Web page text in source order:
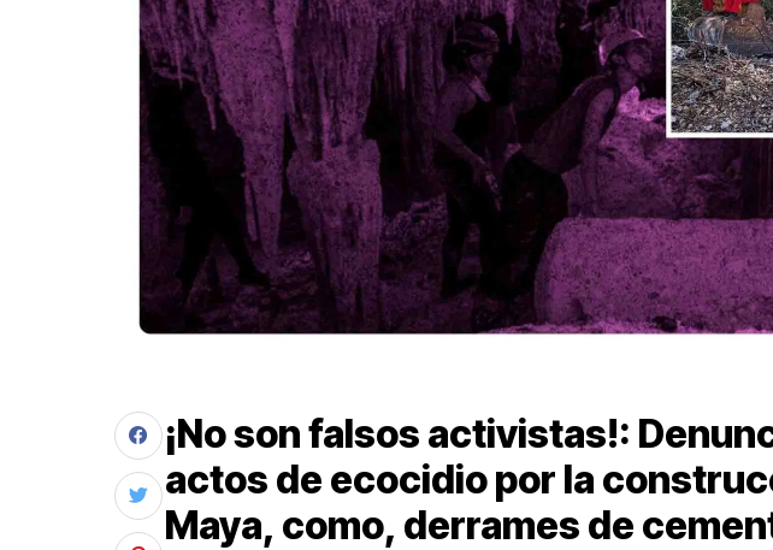
¡No son falsos activistas!:
actos de ecocidio por la
Maya, como, derrames de